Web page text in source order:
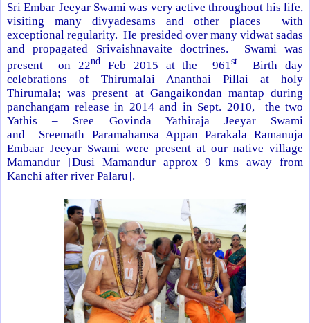
Sri Embar Jeeyar Swami was very active throughout his life,
visiting many divyadesams and other places with
exceptional regularity. He presided over many vidwat sadas
and propagated Srivaishnavaite doctrines. Swami was
present on 22ndFeb 2015 at the 961st
Birth day
celebrations of Thirumalai Ananthai Pillai at holy
Thirumala; was present at Gangaikondan mantap during
panchangam release in 2014 and in Sept. 2010, the two
Yathis – Sree Govinda Yathiraja Jeeyar Swami
and Sreemath Paramahamsa Appan Parakala Ramanuja
Embaar Jeeyar Swami were present at our native village
Mamandur [Dusi Mamandur approx 9 kms away from
Kanchi after river Palaru].